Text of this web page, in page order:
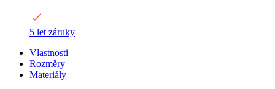
5 let záruky
Vlastnosti
Rozměry
Materiály